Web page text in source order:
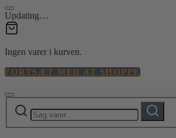
Updating…
Ingen varer i kurven.
FORTSÆT MED AT SHOPPE
Søg
efter:
Søg